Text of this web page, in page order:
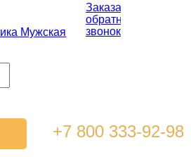
Заказать
обратный
звонок
+7 800 333-92-98